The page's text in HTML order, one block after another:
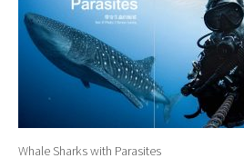
Whale Sharks with Parasites